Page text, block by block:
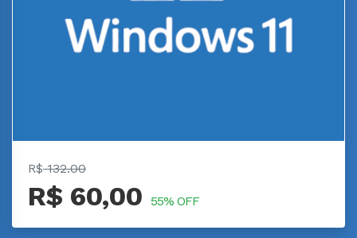
R$132.00
R$ 60,00 55% OFF